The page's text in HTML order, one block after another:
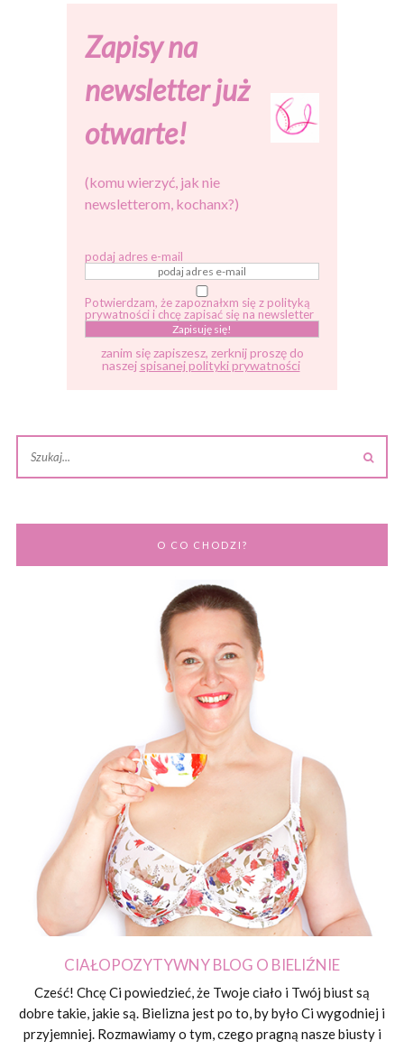
Zapisy na
newsletter już
otwarte!
(komu wierzyć, jak nie
newsletterom, kochanx?)
podaj adres e-mail
Potwierdzam, że zapoznałxm się z polityką
prywatności i chcę zapisać się na newsletter
zanim się zapiszesz, zerknij proszę do
naszej spisanej polityki prywatności
O CO CHODZI?
CIAŁOPOZYTYWNY BLOG O BIELIŹNIE
Cześć! Chcę Ci powiedzieć, że Twoje ciało i Twój biust są
dobre takie, jakie są. Bielizna jest po to, by było Ci wygodniej i
przyjemniej. Rozmawiamy o tym, czego pragną nasze biusty i